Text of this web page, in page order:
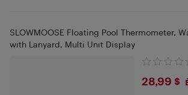
SLOWMOOSE Floating Pool Thermometer,
with Lanyard, Multi Unit Display
28,99 $